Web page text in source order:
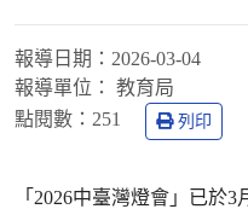
報導日期： 2026-03-04
報導單位：
教育局
點閱數： 251 列印
「2026中臺灣燈會」已於